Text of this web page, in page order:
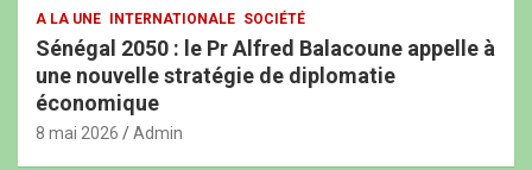
A LA UNE INTERNATIONALE SOCIÉTÉ
Sénégal 2050 : le Pr Alfred Balacoune appelle à
une nouvelle stratégie de diplomatie
économique
8 mai 2026 Admin